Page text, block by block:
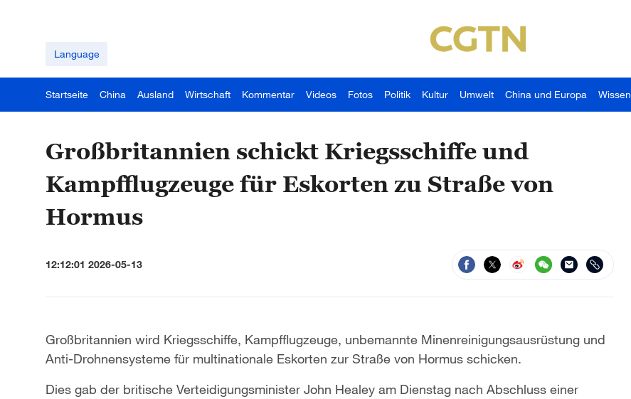
Language
Startseite China Ausland Wirtschaft Kommentar Videos Fotos Politik Kultur Umwelt China und Europa Wissen
Großbritannien schickt Kriegsschiffe und
Kampfflugzeuge für Eskorten zu Straße von
Hormus
12:12:01 2026-05-13
Großbritannien wird Kriegsschiffe, Kampfflugzeuge, unbemannte Minenreinigungsausrüstung und
Anti-Drohnensysteme für multinationale Eskorten zur Straße von Hormus schicken.
Dies gab der britische Verteidigungsminister John Healey am Dienstag nach Abschluss einer